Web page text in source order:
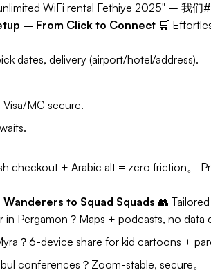
WiFi rental Fethiye 2025" – 我们
– From Click to Connect 🛒
dates, delivery (airport/hotel/address).
MC secure.
checkout + Arabic alt = zero friction。
to Squad Squads 👥
in Pergamon？Maps + podcasts, no data
？6-device share for kid cartoons +
conferences？Zoom-stable, secure。